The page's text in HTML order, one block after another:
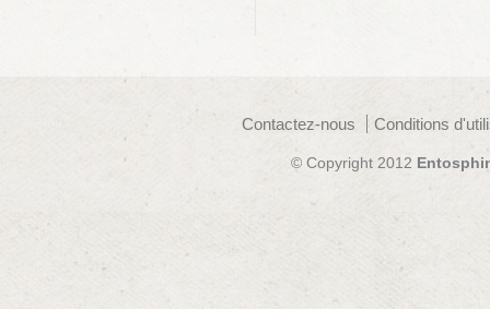
Contactez-nous Conditions
© Copyright 2012